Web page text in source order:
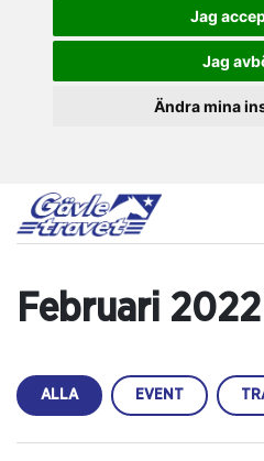
Jag
Jag
Ändra mina
Februari 2022
ALLA EVENT